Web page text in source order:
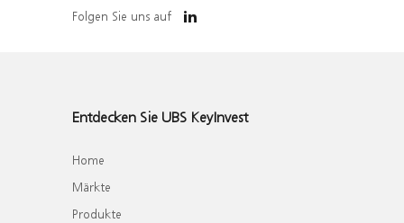
Folgen Sie uns auf
Entdecken Sie UBS KeyInvest
Home
Märkte
Produkte